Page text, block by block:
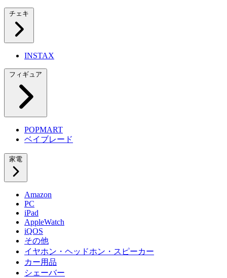
チェキ
INSTAX
フィギュア
POPMART
ベイブレード
家電
Amazon
PC
iPad
AppleWatch
iQOS
その他
イヤホン・ヘッドホン・スピーカー
カー用品
シェーバー